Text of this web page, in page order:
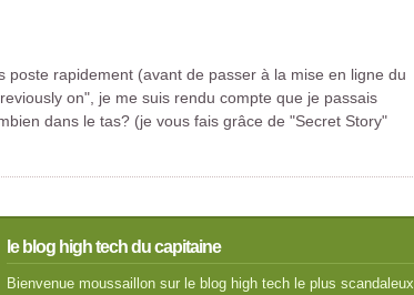
poste rapidement (avant de passer à la mise en ligne du
on", je me suis rendu compte que je passais
dans le tas? (je vous fais grâce de "Secret Story"
le blog high tech du capitaine
Bienvenue moussaillon sur le blog high tech le plus scandaleux